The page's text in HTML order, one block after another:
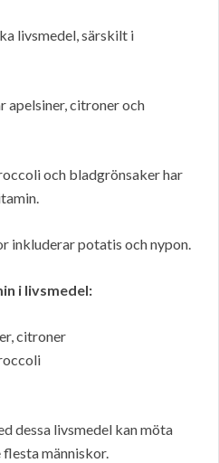
livsmedel, särskilt i
apelsiner, citroner och
och bladgrönsaker har
inkluderar potatis och nypon.
i livsmedel:
citroner
dessa livsmedel kan möta
människor.